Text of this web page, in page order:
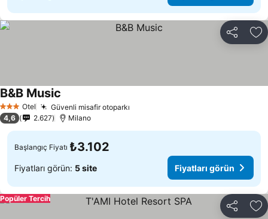
Paylaş
3 YıldızOtel Güvenli misafir otoparkı
B&B Music
4,6 2.627 Milano
Başlangıç Fiyatı ₺3.102
Fiyatları görün: 5 site Fiyatları görün
Paylaş
Popüler Tercih